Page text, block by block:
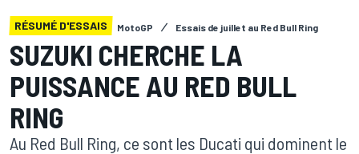
RÉSUMÉ D'ESSAIS MotoGP Essais de juillet au Red Bull Ring
SUZUKI CHERCHE LA
PUISSANCE AU RED BULL
RING
Au Red Bull Ring, ce sont les Ducati qui dominent le